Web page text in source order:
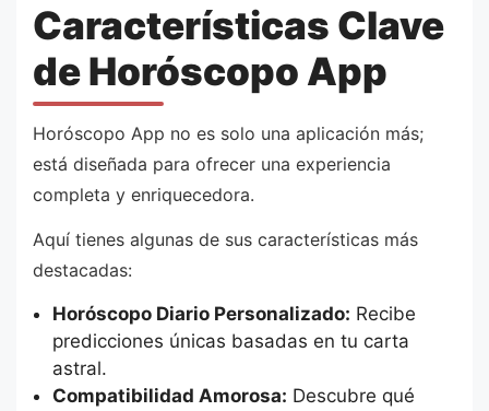
Características Clave
de Horóscopo App
Horóscopo App no es solo una aplicación más;
está diseñada para ofrecer una experiencia
completa y enriquecedora.
Aquí tienes algunas de sus características más
destacadas:
Horóscopo Diario Personalizado: Recibe
predicciones únicas basadas en tu carta
astral.
Compatibilidad Amorosa: Descubre qué